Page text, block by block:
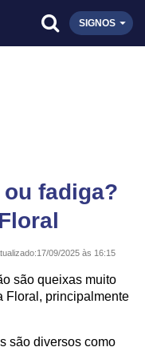
SIGNOS
fadiga?
17/09/2025 às 16:15
são queixas muito
Floral, principalmente
são diversos como